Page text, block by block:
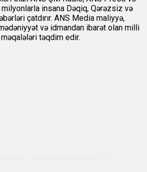
insana Dəqiq, Qərəzsiz və
çatdırır. ANS Media maliyyə,
və idmandan ibarət olan milli
təqdim edir.